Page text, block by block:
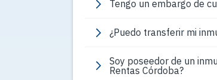
Tengo un embargo de
¿Puedo transferir mi
Soy poseedor de un
Rentas Córdoba?